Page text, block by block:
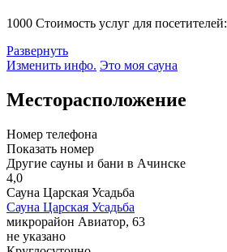
1000 Стоимость услуг для посетителей:
Развернуть
Изменить инфо. Это моя сауна
Месторасположение
Номер телефона
Показать номер
Другие сауны и бани в Ачинске
4,0
Сауна Царская Усадьба
Сауна Царская Усадьба
микрорайон Авиатор, 63
не указано